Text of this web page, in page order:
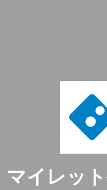
マイレッ